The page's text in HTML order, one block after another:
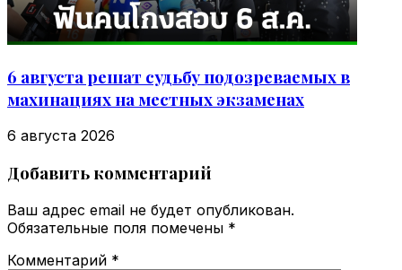
6 августа решат судьбу подозреваемых в
махинациях на местных экзаменах
6 августа 2026
Добавить комментарий
Ваш адрес email не будет опубликован.
Обязательные поля помечены *
Комментарий *